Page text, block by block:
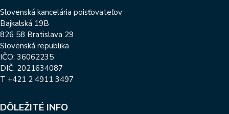
Slovenská kancelária poisťovateľov
Bajkalská 19B
826 58 Bratislava 29
Slovenská republika
IČO: 36062235
DIČ: 2021634087
T +421 2 4911 3497
DÔLEŽITÉ INFO